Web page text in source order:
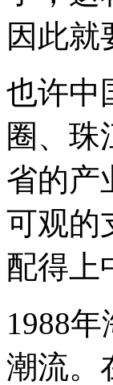
因此就
也许中
圈、珠
省的产
可观的
配得上
1988
潮流。